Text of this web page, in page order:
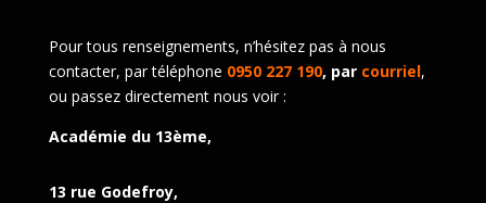
Pour tous renseignements, n’hésitez pas à nous
contacter, par téléphone 0950 227 190, par courriel,
ou passez directement nous voir :
Académie du 13ème,
13 rue Godefroy,